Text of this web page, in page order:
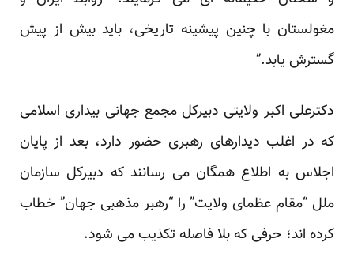
مغولستان با چنین پیشینه تاریخی، باید بیش از پیش
گسترش یابد.”
دکترعلی اکبر ولایتی دبیرکل مجمع جهانی بیداری اسلامی
که در اغلب دیدارهای رهبری حضور دارد، بعد از پایان
اجلاس به اطلاع همگان می رسانند که دبیرکل سازمان
ملل “مقام عظمای ولایت” را “رهبر مذهبی جهان” خطاب
کرده اند؛ حرفی که بلا فاصله تکذیب می شود.